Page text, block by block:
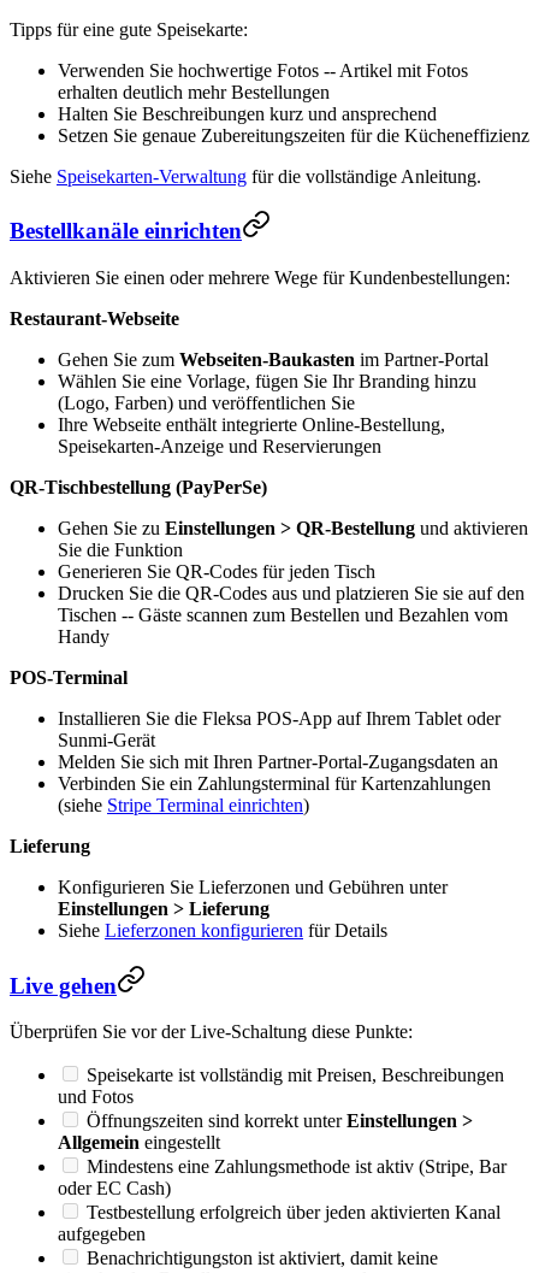
Tipps für eine gute Speisekarte:
Verwenden Sie hochwertige Fotos -- Artikel mit Fotos
erhalten deutlich mehr Bestellungen
Halten Sie Beschreibungen kurz und ansprechend
Setzen Sie genaue Zubereitungszeiten für die Kücheneffizienz
Siehe Speisekarten-Verwaltung für die vollständige Anleitung.
Bestellkanäle einrichten
Aktivieren Sie einen oder mehrere Wege für Kundenbestellungen:
Restaurant-Webseite
Gehen Sie zum Webseiten-Baukasten im Partner-Portal
Wählen Sie eine Vorlage, fügen Sie Ihr Branding hinzu
(Logo, Farben) und veröffentlichen Sie
Ihre Webseite enthält integrierte Online-Bestellung,
Speisekarten-Anzeige und Reservierungen
QR-Tischbestellung (PayPerSe)
Gehen Sie zu Einstellungen > QR-Bestellung und aktivieren
Sie die Funktion
Generieren Sie QR-Codes für jeden Tisch
Drucken Sie die QR-Codes aus und platzieren Sie sie auf den
Tischen -- Gäste scannen zum Bestellen und Bezahlen vom
Handy
POS-Terminal
Installieren Sie die Fleksa POS-App auf Ihrem Tablet oder
Sunmi-Gerät
Melden Sie sich mit Ihren Partner-Portal-Zugangsdaten an
Verbinden Sie ein Zahlungsterminal für Kartenzahlungen
(siehe Stripe Terminal einrichten)
Lieferung
Konfigurieren Sie Lieferzonen und Gebühren unter
Einstellungen > Lieferung
Siehe Lieferzonen konfigurieren für Details
Live gehen
Überprüfen Sie vor der Live-Schaltung diese Punkte:
Speisekarte ist vollständig mit Preisen, Beschreibungen
und Fotos
Öffnungszeiten sind korrekt unterEinstellungen >
Allgemein eingestellt
Mindestens eine Zahlungsmethode ist aktiv (Stripe, Bar
oder EC Cash)
Testbestellung erfolgreich über jeden aktivierten Kanal
aufgegeben
Benachrichtigungston ist aktiviert, damit keine